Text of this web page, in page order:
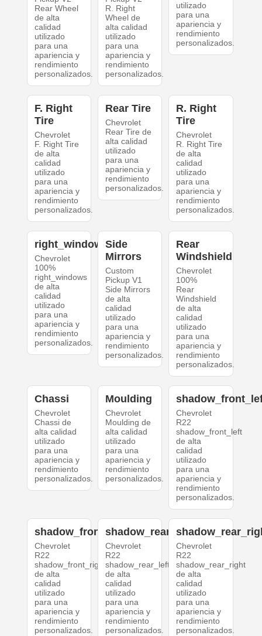
Rear Wheel
de alta
calidad
utilizado
para una
apariencia y
rendimiento
personalizados.
R. Right
Wheel de
alta calidad
utilizado
para una
apariencia y
rendimiento
personalizados.
utilizado
para una
apariencia y
rendimiento
personalizados.
F. Right
Tire
Chevrolet
F. Right Tire
de alta
calidad
utilizado
para una
apariencia y
rendimiento
personalizados.
Rear Tire
Chevrolet
Rear Tire de
alta calidad
utilizado
para una
apariencia y
rendimiento
personalizados.
R. Right
Tire
Chevrolet
R. Right Tire
de alta
calidad
utilizado
para una
apariencia y
rendimiento
personalizados.
right_windows
Chevrolet
100%
right_windows
de alta
calidad
utilizado
para una
apariencia y
rendimiento
personalizados.
Side
Mirrors
Custom
Pickup V1
Side Mirrors
de alta
calidad
utilizado
para una
apariencia y
rendimiento
personalizados.
Rear
Windshield
Chevrolet
100%
Rear
Windshield
de alta
calidad
utilizado
para una
apariencia y
rendimiento
personalizados.
Chassi
Chevrolet
Chassi de
alta calidad
utilizado
para una
apariencia y
rendimiento
personalizados.
Moulding
Chevrolet
Moulding de
alta calidad
utilizado
para una
apariencia y
rendimiento
personalizados.
Chevrolet
R22
shadow_front_left
de alta
calidad
utilizado
para una
apariencia y
rendimiento
personalizados.
shadow_front_right
Chevrolet
R22
shadow_front_right
de alta
calidad
utilizado
para una
apariencia y
rendimiento
personalizados.
shadow_rear_left
Chevrolet
R22
shadow_rear_left
de alta
calidad
utilizado
para una
apariencia y
rendimiento
personalizados.
Chevrolet
R22
shadow_rear_right
de alta
calidad
utilizado
para una
apariencia y
rendimiento
personalizados.